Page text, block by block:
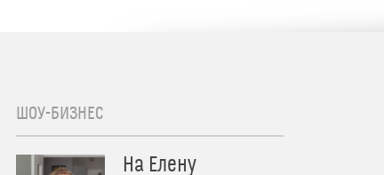
ШОУ-БИЗНЕС
На Елену